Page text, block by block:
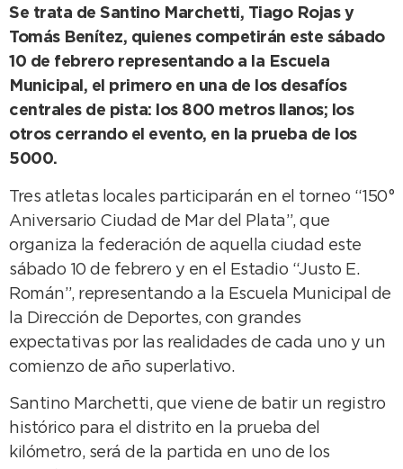
Se trata de Santino Marchetti, Tiago Rojas y
Tomás Benítez, quienes competirán este sábado
10 de febrero representando a la Escuela
Municipal, el primero en una de los desafíos
centrales de pista: los 800 metros llanos; los
otros cerrando el evento, en la prueba de los
5000.
Tres atletas locales participarán en el torneo “150°
Aniversario Ciudad de Mar del Plata”, que
organiza la federación de aquella ciudad este
sábado 10 de febrero y en el Estadio “Justo E.
Román”, representando a la Escuela Municipal de
la Dirección de Deportes, con grandes
expectativas por las realidades de cada uno y un
comienzo de año superlativo.
Santino Marchetti, que viene de batir un registro
histórico para el distrito en la prueba del
kilómetro, será de la partida en uno de los